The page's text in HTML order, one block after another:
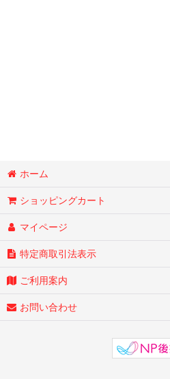
ホーム
ショッピングカート
マイページ
特定商取引法表示
ご利用案内
お問い合わせ